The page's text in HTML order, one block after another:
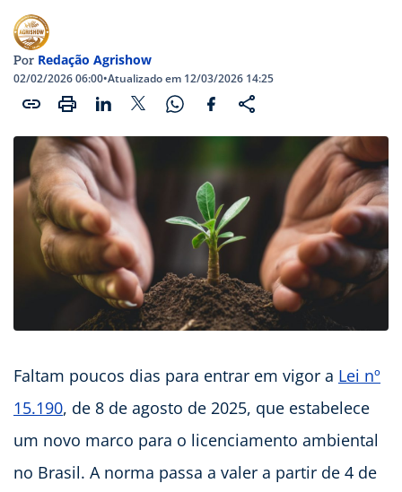
Por Redação Agrishow
02/02/2026 06:00•Atualizado em 12/03/2026 14:25
Faltam poucos dias para entrar em vigor a Lei nº
15.190, de 8 de agosto de 2025, que estabelece
um novo marco para o licenciamento ambiental
no Brasil. A norma passa a valer a partir de 4 de